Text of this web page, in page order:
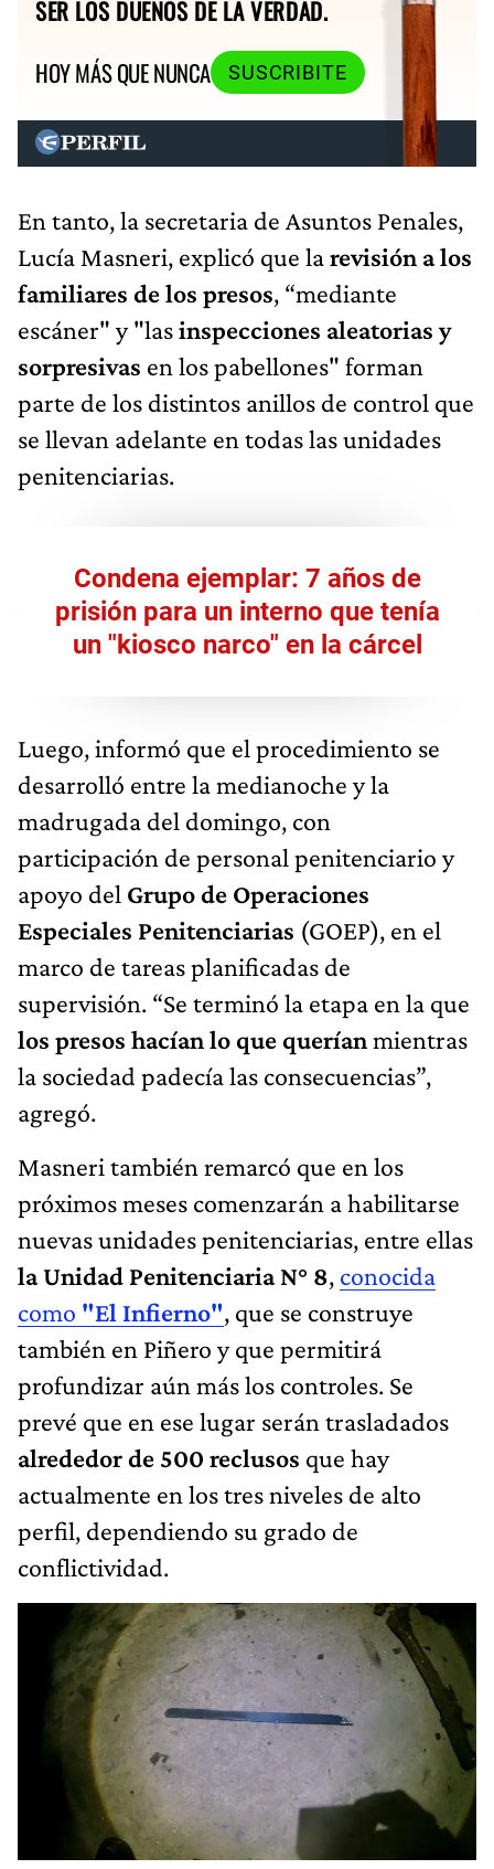
SER LOS DUEÑOS DE LA VERDAD.
HOY MÁS QUE NUNCA
SUSCRIBITE
En tanto, la secretaria de Asuntos Penales,
Lucía Masneri, explicó que larevisión a los
familiares de los presos, “mediante
escáner" y "lasinspecciones aleatorias y
sorpresivas en los pabellones" forman
parte de los distintos anillos de control que
se llevan adelante en todas las unidades
penitenciarias.
Condena ejemplar: 7 años de
prisión para un interno que tenía
un "kiosco narco" en la cárcel
Luego, informó que el procedimiento se
desarrolló entre la medianoche y la
madrugada del domingo, con
participación de personal penitenciario y
apoyo del Grupo de Operaciones
Especiales Penitenciarias (GOEP), en el
marco de tareas planificadas de
supervisión. “Se terminó la etapa en la que
los presos hacían lo que queríanmientras
la sociedad padecía las consecuencias”,
agregó.
Masneri también remarcó que en los
próximos meses comenzarán a habilitarse
nuevas unidades penitenciarias, entre ellas
la Unidad Penitenciaria N° 8, conocida
como "El Infierno", que se construye
también en Piñero y que permitirá
profundizar aún más los controles. Se
prevé que en ese lugar serán trasladados
alrededor de 500 reclusos que hay
actualmente en los tres niveles de alto
perfil, dependiendo su grado de
conflictividad.